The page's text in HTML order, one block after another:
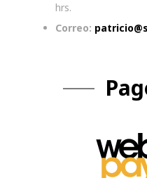
hrs.
Correo: